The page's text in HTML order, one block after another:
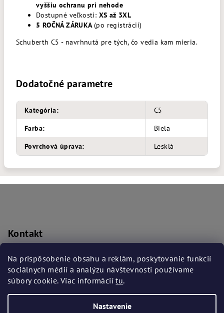
Na prispôsobenie obsahu a reklám, poskytovanie funkcií
sociálnych médií a analýzu návštevnosti používame
súbory cookie. Viac informáciítu.
Nastavenie
vyššiu ochranu pri nehode
Dostupné veľkosti: XS až 3XL
5 ROČNÁ ZÁRUKA(po registrácii)
Schuberth C5 - navrhnutá pre tých, čo vedia kam mieria.
Dodatočné parametre
Kategória:
C5
Farba:
Biela
Povrchová úprava: Lesklá
t
Kontakt
prislusenstvo@bmwba.sk
+421 917 906 169